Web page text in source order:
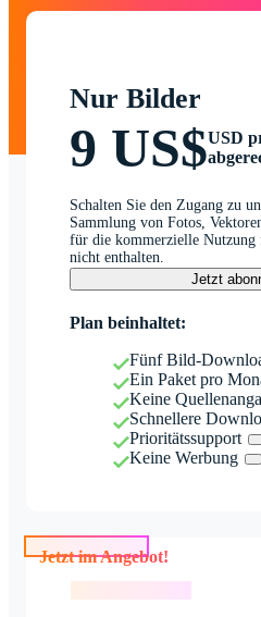
Nur Bilder
9 US$USD
Schalten Sie den Zugang zu
Sammlung von Fotos,
für die kommerzielle Nutzung
nicht enthalten.
Jetzt
Plan beinhaltet:
Fünf Bild-
Ein Paket pro
Keine
Schnellere
Prioritätssupport
Keine Werbung
Jetzt im Angebot!